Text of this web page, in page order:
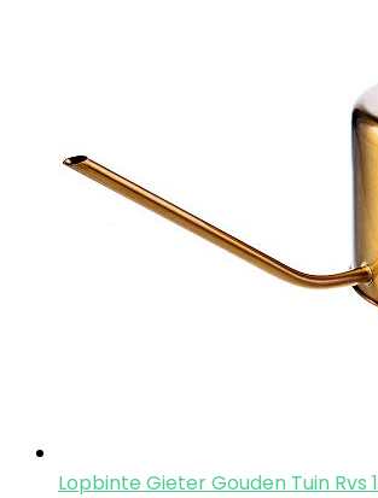
Lopbinte Gieter Gouden Tuin Rvs